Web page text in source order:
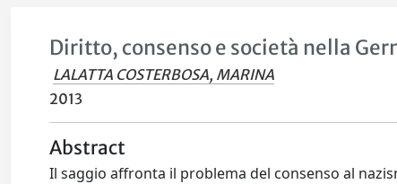
Diritto, consenso e società nella
LALATTA COSTERBOSA, MARINA
2013
Abstract
Il saggio affronta il problema del consenso al